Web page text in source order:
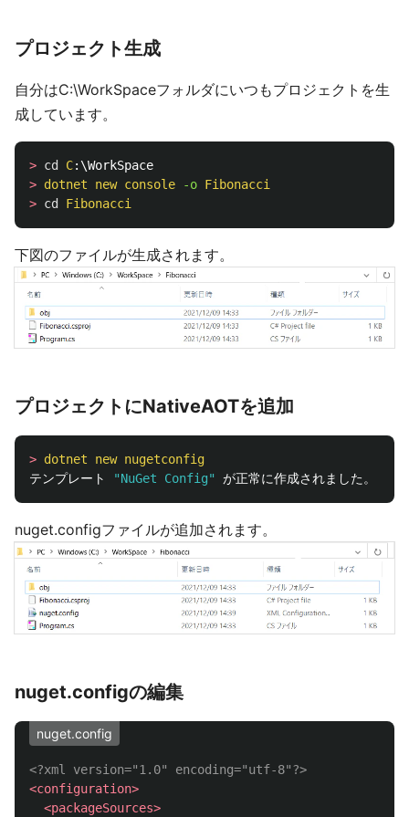
プロジェクト生成
自分はC:\WorkSpaceフォルダにいつもプロジェクトを生
成しています。
> cd C
> dotnet new console -o Fibonacci
> cd Fibonacci
下図のファイルが生成されます。
プロジェクトにNativeAOTを追加
> dotnet new nugetconfig
テンプレート
"NuGet Config"
nuget.configファイルが追加されます。
nuget.configの編集
nuget.config
<?xml version="1.0" encoding="utf-8"?>
<configuration>
<packageSources>